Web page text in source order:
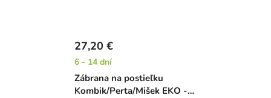
Zábrana na postieľku
Kombik/Perta/Mišek EKO -
27,20 €
6 - 14 dní